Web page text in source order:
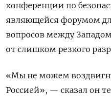
конференции по
являющейся форумом
вопросов между
от слишком резкого
«Мы не можем
Россией», — сказал он